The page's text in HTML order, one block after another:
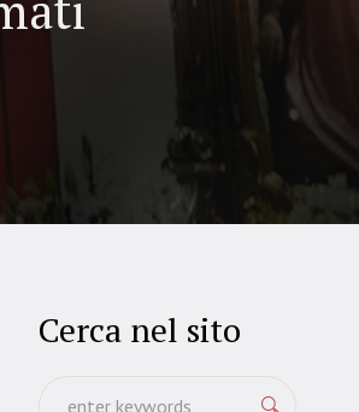
Cerca nel sito